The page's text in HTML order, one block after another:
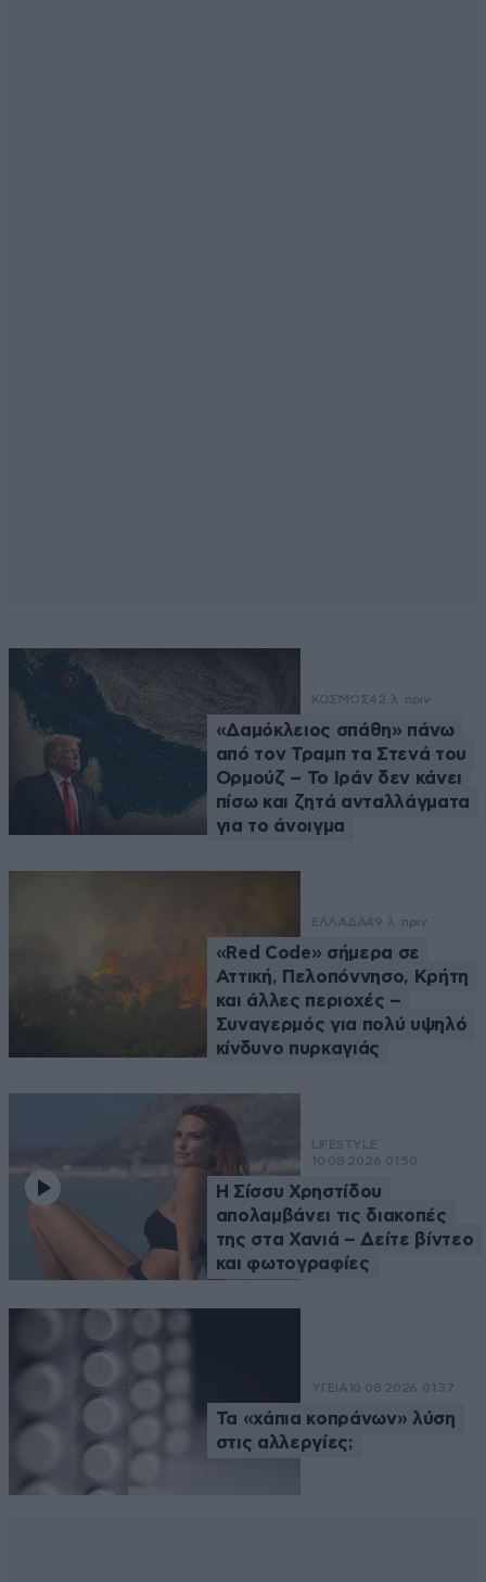
ΚΟΣΜΟΣ42 λ. πριν
«Δαμόκλειος σπάθη» πάνω
από τον Τραμπ τα Στενά του
Ορμούζ – Το Ιράν δεν κάνει
πίσω και ζητά ανταλλάγματα
για το άνοιγμα
ΕΛΛΑΔΑ49 λ. πριν
«Red Code» σήμερα σε
Αττική, Πελοπόννησο, Κρήτη
και άλλες περιοχές –
Συναγερμός για πολύ υψηλό
κίνδυνο πυρκαγιάς
LIFESTYLE
10·08·2026 01:50
Η Σίσσυ Χρηστίδου
απολαμβάνει τις διακοπές
της στα Χανιά – Δείτε βίντεο
και φωτογραφίες
ΥΓΕΙΑ 10·08·2026 01:37
Τα «χάπια κοπράνων» λύση
στις αλλεργίες;